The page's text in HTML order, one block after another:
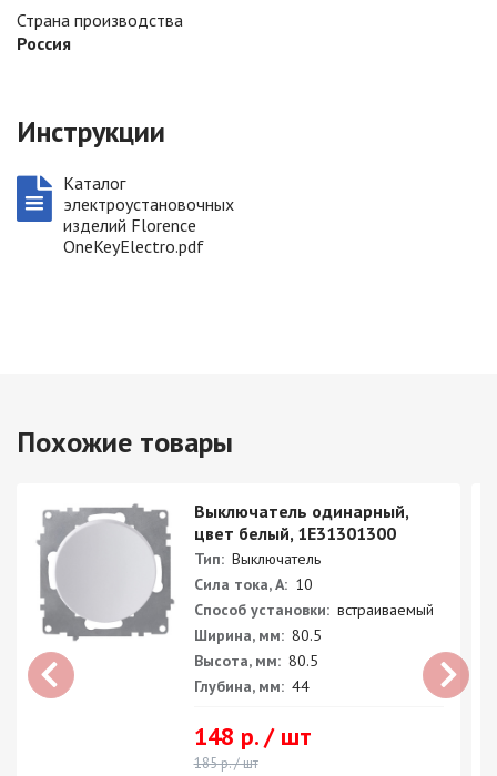
Страна производства
Россия
Инструкции
Каталог
электроустановочных
изделий Florence
OneKeyElectro.pdf
Похожие товары
Выключатель одинарный,
цвет белый, 1E31301300
Тип: Выключатель
Сила тока, А: 10
Способ установки: встраиваемый
Ширина, мм: 80.5
Высота, мм: 80.5
Глубина, мм: 44
148 р. / шт
185 р. / шт